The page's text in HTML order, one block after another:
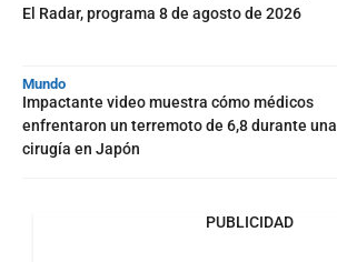
El Radar, programa 8 de agosto de 2026
Mundo
Impactante video muestra cómo médicos
enfrentaron un terremoto de 6,8 durante una
cirugía en Japón
PUBLICIDAD